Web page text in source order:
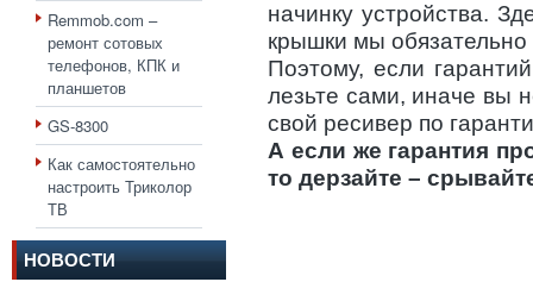
Remmob.com –
ремонт сотовых
телефонов, КПК и
планшетов
GS-8300
Как самостоятельно
настроить Триколор
ТВ
НОВОСТИ
начинку устройства.
крышки мы
Поэтому, если
лезьте сами, иначе вы
свой ресивер по
А если же гарантия
то дерзайте –